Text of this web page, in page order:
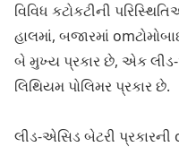
વિવિધ કટોકટીની
હાલમાં, બજારમાં
બે મુખ્ય પ્રકાર છે, એક
લિથિયમ પોલિમર પ્રકાર છે.
લીડ-એસિડ બેટરી